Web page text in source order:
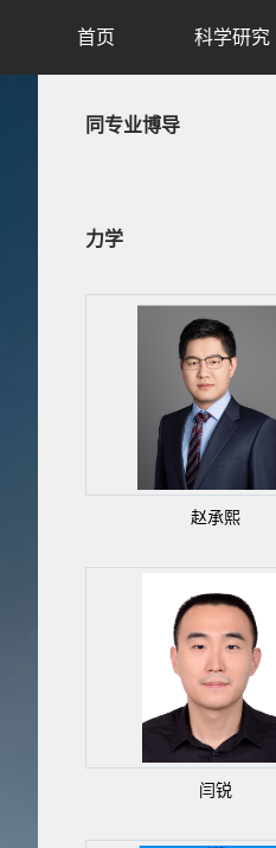
首页 科学研究
同专业博导
力学
赵承熙
闫锐